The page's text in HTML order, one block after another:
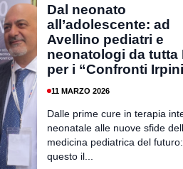
Dal neonato
all’adolescente: ad
Avellino pediatri e
neonatologi da tutta
per i “Confronti
11 MARZO 2026
Dalle prime cure in terapia
neonatale alle nuove sfide
medicina pediatrica del
questo il...